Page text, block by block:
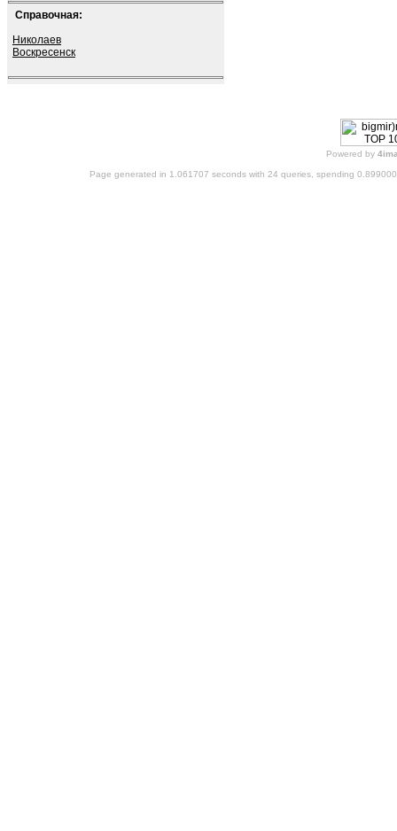
Справочная:
Николаев
Воскресенск
Powered by
Page generated in 1.061707 seconds with 24 queries, spending